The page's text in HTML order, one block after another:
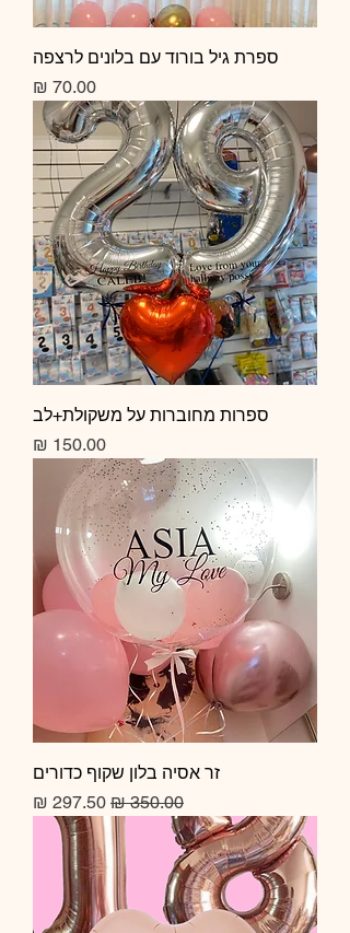
ספרת גיל בורוד עם בלונים לרצפה
מחיר
ספרות מחוברות על משקולת+לב
מחיר
זר אסיה בלון שקוף כדורים
מחיר רגיל מחיר מבצע